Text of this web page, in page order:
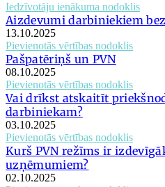
Iedzīvotāju ienākuma nodoklis
Aizdevumi darbiniekiem
13.10.2025
Pievienotās vērtības nodoklis
Pašpatēriņš un PVN
08.10.2025
Pievienotās vērtības nodoklis
Vai drīkst atskaitīt
darbiniekam?
03.10.2025
Pievienotās vērtības nodoklis
Kurš PVN režīms ir
uzņēmumiem?
02.10.2025